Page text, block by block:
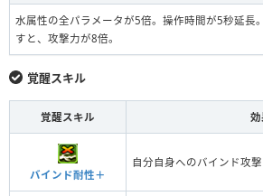
水属性の全パラメータが5倍。操作時間が5秒延長
すと、攻撃力が8倍。
覚醒スキル
覚醒スキル 効
バインド耐性＋
自分自身へのバインド攻